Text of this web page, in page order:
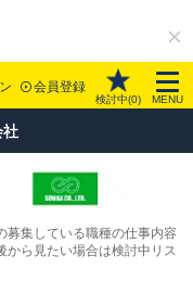
会員登録
検討中(0) MENU
社
募集している職種の仕事内容
から見たい場合は検討中リス